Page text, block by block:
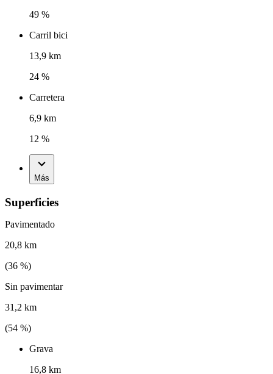
49 %
Carril bici
13,9 km
24 %
Carretera
6,9 km
12 %
Más
Superficies
Pavimentado
20,8 km
(36 %)
Sin pavimentar
31,2 km
(54 %)
Grava
16,8 km